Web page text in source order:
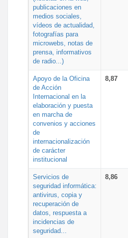
publicaciones en
medios sociales,
vídeos de actualidad,
fotografías para
microwebs, notas de
prensa, informativos
de radio...)
Apoyo de la Oficina
de Acción
Internacional en la
elaboración y puesta
en marcha de
convenios y acciones
de
internacionalización
de carácter
institucional
8,87
Servicios de
seguridad informática:
antivirus, copia y
recuperación de
datos, respuesta a
incidencias de
seguridad...
8,86